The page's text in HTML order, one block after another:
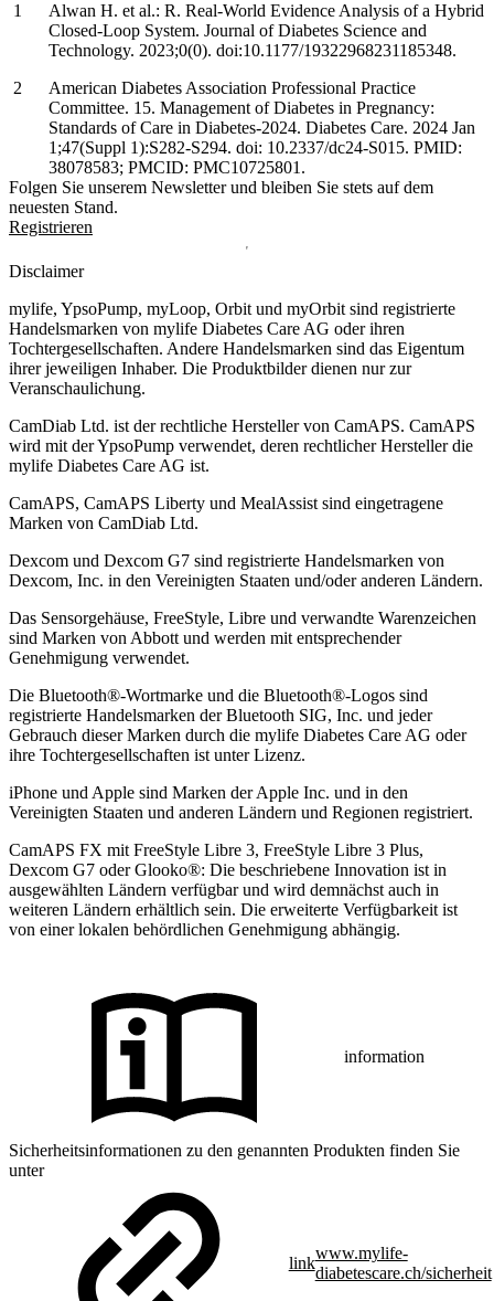
Alwan H. et al.: R. Real-World Evidence Analysis of a Hybrid
Closed-Loop System. Journal of Diabetes Science and
Technology. 2023;0(0). doi:10.1177/19322968231185348.
American Diabetes Association Professional Practice
Committee. 15. Management of Diabetes in Pregnancy:
Standards of Care in Diabetes-2024. Diabetes Care. 2024 Jan
1;47(Suppl 1):S282-S294. doi: 10.2337/dc24-S015. PMID:
38078583; PMCID: PMC10725801.
Folgen Sie unserem Newsletter und bleiben Sie stets auf dem
neuesten Stand.
Registrieren
Disclaimer
mylife, YpsoPump, myLoop, Orbit und myOrbit sind registrierte
Handelsmarken von mylife Diabetes Care AG oder ihren
Tochtergesellschaften. Andere Handelsmarken sind das Eigentum
ihrer jeweiligen Inhaber. Die Produktbilder dienen nur zur
Veranschaulichung.
CamDiab Ltd. ist der rechtliche Hersteller von CamAPS. CamAPS
wird mit der YpsoPump verwendet, deren rechtlicher Hersteller die
mylife Diabetes Care AG ist.
CamAPS, CamAPS Liberty und MealAssist sind eingetragene
Marken von CamDiab Ltd.
Dexcom und Dexcom G7 sind registrierte Handelsmarken von
Dexcom, Inc. in den Vereinigten Staaten und/oder anderen Ländern.
Das Sensorgehäuse, FreeStyle, Libre und verwandte Warenzeichen
sind Marken von Abbott und werden mit entsprechender
Genehmigung verwendet.
Die Bluetooth®-Wortmarke und die Bluetooth®-Logos sind
registrierte Handelsmarken der Bluetooth SIG, Inc. und jeder
Gebrauch dieser Marken durch die mylife Diabetes Care AG oder
ihre Tochtergesellschaften ist unter Lizenz.
iPhone und Apple sind Marken der Apple Inc. und in den
Vereinigten Staaten und anderen Ländern und Regionen registriert.
CamAPS FX mit FreeStyle Libre 3, FreeStyle Libre 3 Plus,
Dexcom G7 oder Glooko®: Die beschriebene Innovation ist in
ausgewählten Ländern verfügbar und wird demnächst auch in
weiteren Ländern erhältlich sein. Die erweiterte Verfügbarkeit ist
von einer lokalen behördlichen Genehmigung abhängig.
information
Sicherheitsinformationen zu den genannten Produkten finden Sie
unter
link
www.mylife-
diabetescare.ch/sicherheit